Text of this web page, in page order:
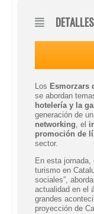
Los Esmorzars
se abordan
hotelería y la
generación de
networking, el
promoción de
sector.
En esta jornada,
turismo en
sociales”,
actualidad en el
grandes
proyección de